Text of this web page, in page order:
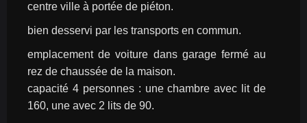
centre ville à portée de piéton.
bien desservi par les transports en commun.
emplacement de voiture dans garage fermé au
rez de chaussée de la maison.
capacité 4 personnes : une chambre avec lit de
160, une avec 2 lits de 90.